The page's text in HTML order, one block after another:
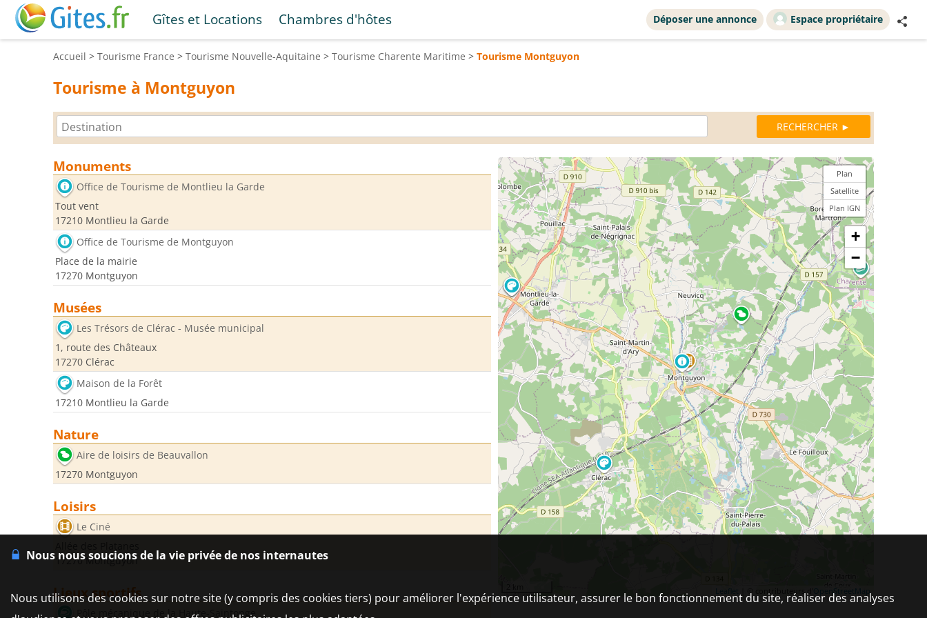
Gîtes et Locations Chambres d'hôtes Déposer une annonce Espace propriétaire
Accueil > Tourisme France > Tourisme Nouvelle-Aquitaine > Tourisme Charente Maritime > Tourisme Montguyon
Tourisme à Montguyon
Monuments
Office de Tourisme de Montlieu la Garde
Tout vent
17210 Montlieu la Garde
Office de Tourisme de Montguyon
Place de la mairie
17270 Montguyon
Musées
Les Trésors de Clérac - Musée municipal
1, route des Châteaux
17270 Clérac
Maison de la Forêt
17210 Montlieu la Garde
Nature
Aire de loisirs de Beauvallon
17270 Montguyon
Loisirs
Le Ciné
17270 Montguyon
Lieux sportifs
Pôle mécanique de la Haute-Saintonge
Plan
Satellite
Plan IGN
+
−
Leaflet | © contributeurs d' OpenStreetMap
Nous nous soucions de la vie privée de nos internautes
Nous utilisons des cookies sur notre site (y compris des cookies tiers) pour améliorer l'expérience utilisateur, assurer le bon fonctionnement du site, réaliser des analyses